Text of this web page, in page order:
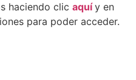
haciendo clic aquí y en
para poder acceder.